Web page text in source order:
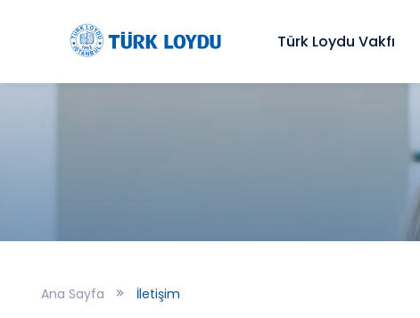
Türk Loydu Vakfı
Ana Sayfa İletişim